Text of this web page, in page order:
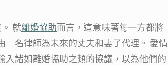
就離婚協助而言，這意味著每一方都將
一名律師為未來的丈夫和妻子代理。 愛情
入諸如離婚協助之類的協議，以為他們的